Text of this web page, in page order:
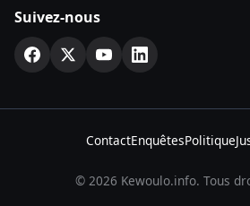
Suivez-nous
ContactEnquêtesPolitique
© 2026 Kewoulo.info. Tous